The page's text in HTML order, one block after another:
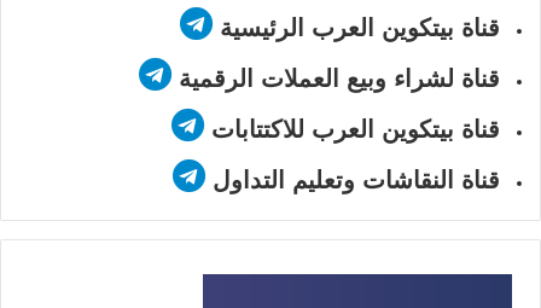
قناة بيتكوين العرب الرئيسية
قناة لشراء وبيع العملات الرقمية
قناة بيتكوين العرب للاكتتابات
قناة النقاشات وتعليم التداول